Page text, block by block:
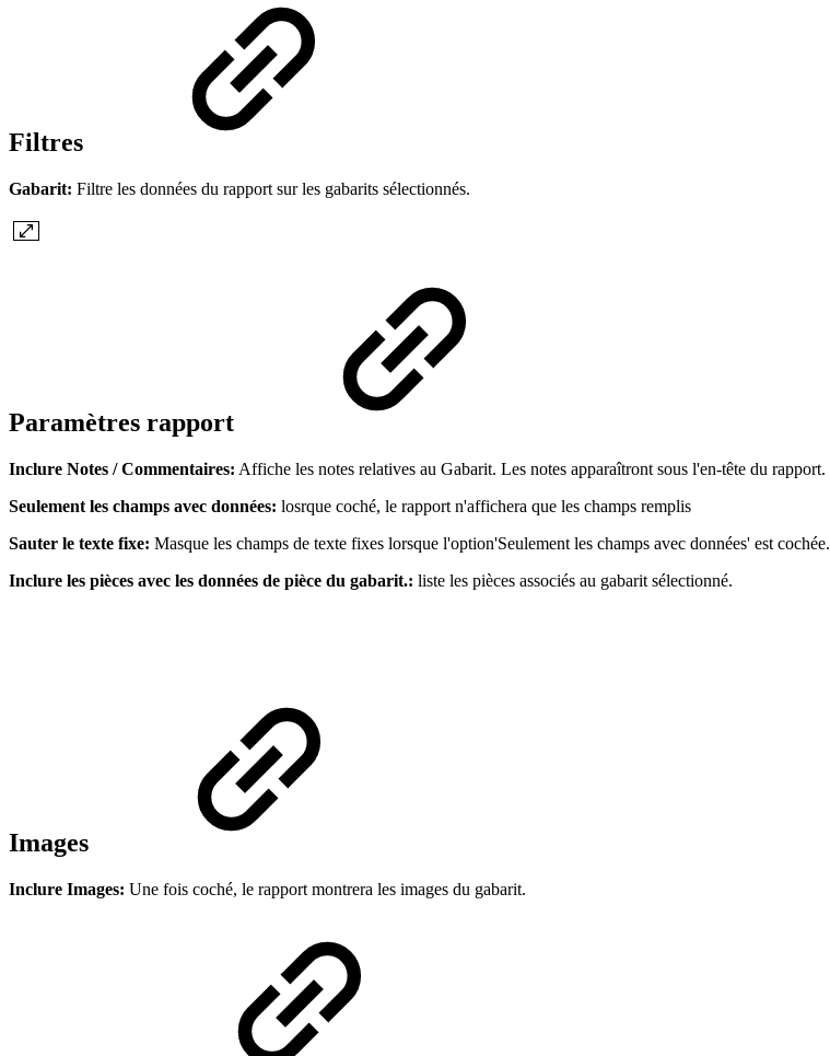
Filtres
Gabarit: Filtre les données du rapport sur les gabarits sélectionnés.
Paramètres rapport
Inclure Notes / Commentaires: Affiche les notes relatives au Gabarit. Les notes apparaîtront sous l'en-tête du rapport.
Seulement les champs avec données: losrque coché, le rapport n'affichera que les champs remplis
Sauter le texte fixe: Masque les champs de texte fixes lorsque l'option'Seulement les champs avec données' est cochée.
Inclure les pièces avec les données de pièce du gabarit.: liste les pièces associés au gabarit sélectionné.
Images
Inclure Images: Une fois coché, le rapport montrera les images du gabarit.